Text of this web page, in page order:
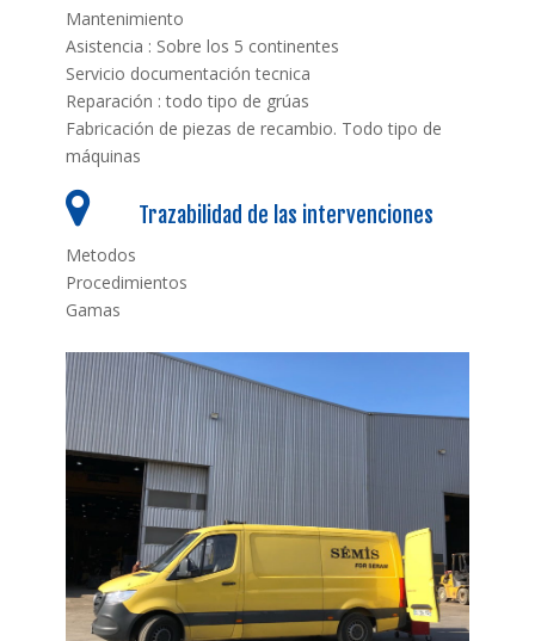
Mantenimiento
Asistencia : Sobre los 5 continentes
Servicio documentación tecnica
Reparación : todo tipo de grúas
Fabricación de piezas de recambio. Todo tipo de
máquinas
Trazabilidad de las intervenciones
Metodos
Procedimientos
Gamas